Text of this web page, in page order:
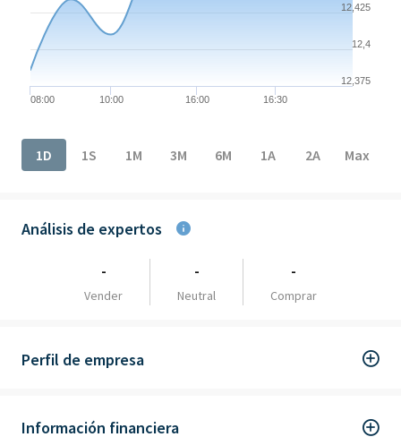
08:00 10:00 16:00 16:30
12,375
12,4
12,425
1D
1S 1M 3M 6M 1A 2A Max
Análisis de expertos
-
Vender
-
Neutral
-
Comprar
Perfil de empresa
Información financiera